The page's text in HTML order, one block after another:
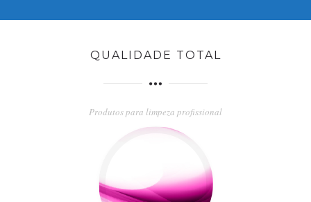
QUALIDADE TOTAL
Produtos para limpeza profissional